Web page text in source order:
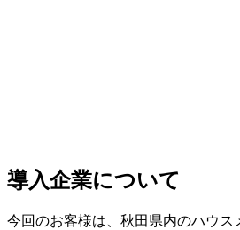
導入企業について
今回のお客様は、秋田県内のハウ